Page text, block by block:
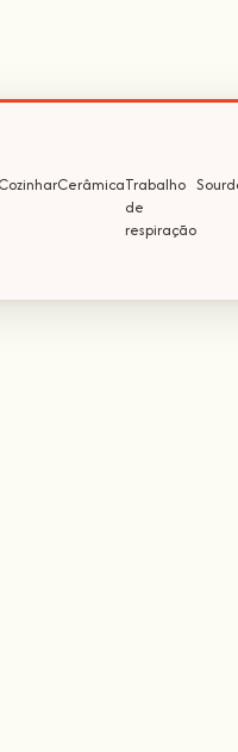
CozinharCerâmicaTrabalho
de
respiração